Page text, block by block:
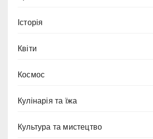
Історія
Квіти
Космос
Кулінарія та їжа
Культура та мистецтво